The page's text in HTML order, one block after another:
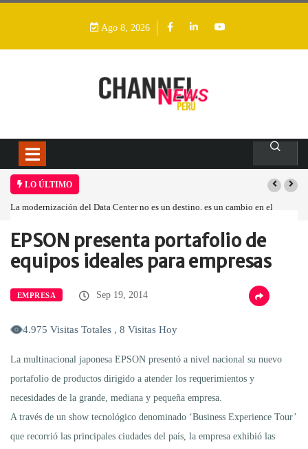
Ago 8, 2026
LO ÚLTIMO
La modernización del Data Center no es un destino, es un cambio en el
Home
Empresa EPSON presenta portafolio…
EPSON presenta portafolio de
equipos ideales para empresas
EMPRESA Sep 19, 2014
4.975 Visitas Totales , 8 Visitas Hoy
La multinacional japonesa EPSON presentó a nivel nacional su nuevo
portafolio de productos dirigido a atender los requerimientos y
necesidades de la grande, mediana y pequeña empresa.
A través de un show tecnológico denominado ‘Business Experience Tour’
que recorrió las principales ciudades del país, la empresa exhibió las